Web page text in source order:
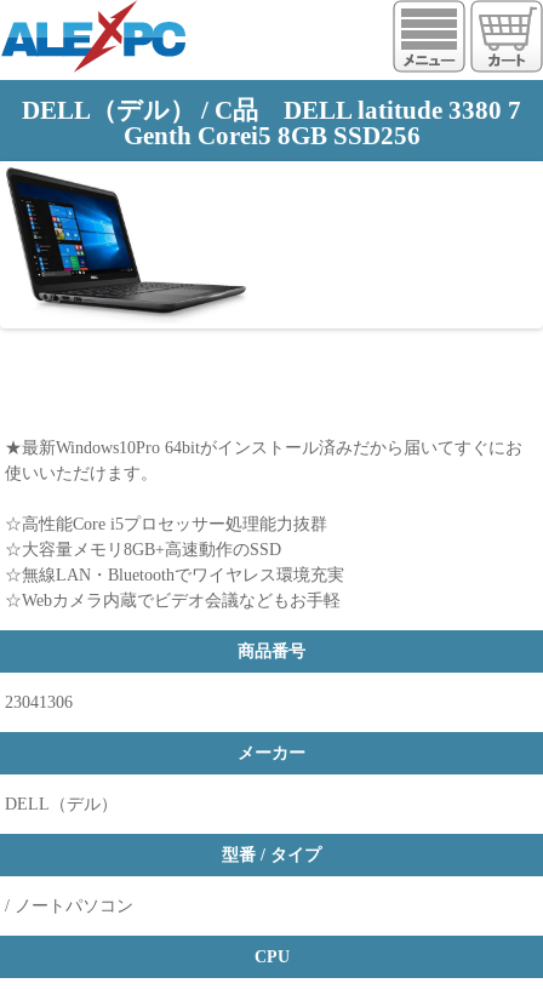
https://www.alexpc.jp
DELL（デル） / C品 DELL latitude 3380 7
Genth Corei5 8GB SSD256
★最新Windows10Pro 64bitがインストール済みだから届いてすぐにお
使いいただけます。
☆高性能Core i5プロセッサー処理能力抜群
☆大容量メモリ8GB+高速動作のSSD
☆無線LAN・Bluetoothでワイヤレス環境充実
☆Webカメラ内蔵でビデオ会議などもお手軽
商品番号
23041306
メーカー
DELL（デル）
型番 / タイプ
/ ノートパソコン
CPU